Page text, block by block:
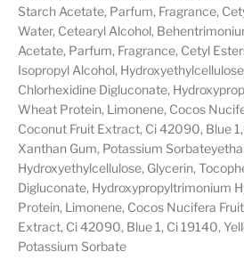
Starch Acetate, Parfum, Fragrance,
Water, Cetearyl Alcohol,
Acetate, Parfum, Fragrance, Cetyl
Isopropyl Alcohol,
Chlorhexidine Digluconate,
Wheat Protein, Limonene, Cocos
Coconut Fruit Extract, Ci 42090, Blue
Xanthan Gum, Potassium
Hydroxyethylcellulose, Glycerin,
Digluconate, Hydroxypropyltrimonium
Protein, Limonene, Cocos Nucifera
Extract, Ci 42090, Blue 1, Ci 19140,
Potassium Sorbate